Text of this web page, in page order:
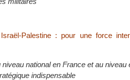
Palestine : pour une force
national en France et au niveau
indispensable